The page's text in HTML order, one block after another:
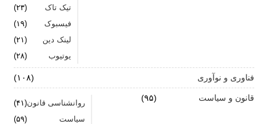
تیک تاک
(۲۳)
فیسبوک
(۱۹)
لینک دین
(۲۱)
یوتیوب
(۲۸)
فناوری و نوآوری (۱۰۸)
قانون و سیاست (۹۵)
روانشناسی قانون(۴۱)
سیاست
(۵۹)